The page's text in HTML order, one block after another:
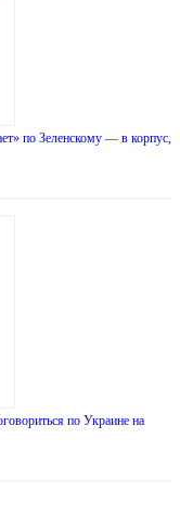
по Зеленскому — в корпус,
по Украине на